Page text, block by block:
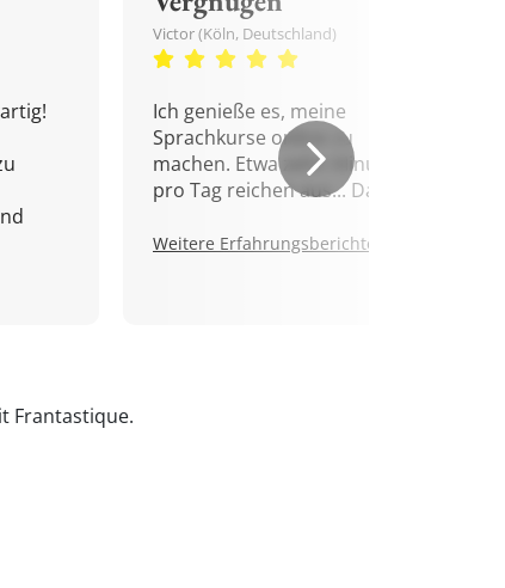
Victor (Köln, Deutschland)
Ich genieße es, meine
Sprachkurse online zu
machen. Etwa zehn Minuten
pro Tag reichen aus... Danke!
Weitere Erfahrungsberichte.
Frantastique.